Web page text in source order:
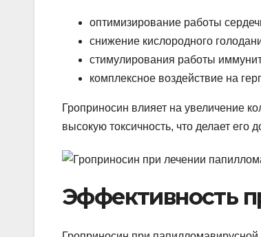
оптимизирование работы
снижение кислородного
стимулирования работы
комплексное воздействие на
Гроприносин влияет на увеличение
высокую токсичность, что делает его
Эффективность